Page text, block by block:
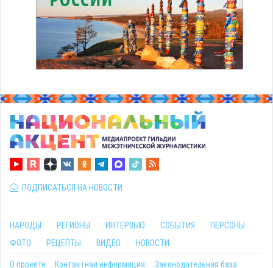
ПОДПИСАТЬСЯ НА НОВОСТИ
НАРОДЫ РЕГИОНЫ ИНТЕРВЬЮ СОБЫТИЯ
ПЕРСОНЫ
ФОТО
РЕЦЕПТЫ ВИДЕО НОВОСТИ
О проекте Контактная информация Законодательная база